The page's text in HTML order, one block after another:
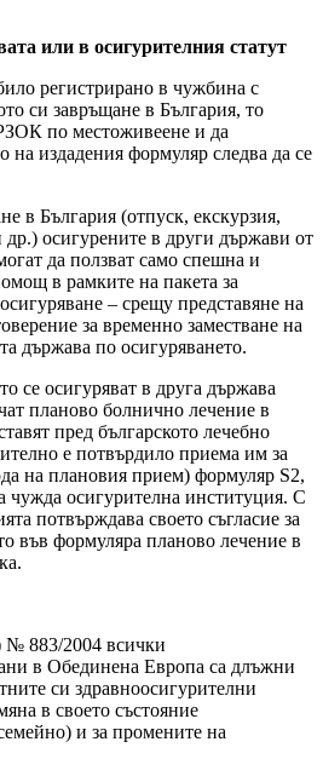
или в осигурителния статут
регистрирано в чужбина с
си завръщане в България, то
по местоживеене и да
на издадения формуляр следва да се
в България (отпуск, екскурзия,
осигурените в други държави от
да ползват само спешна и
в рамките на пакета за
– срещу представяне на
за временно заместване на
държава по осигуряването.
се осигуряват в друга държава
планово болнично лечение в
пред българското лечебно
е потвърдило приема им за
на плановия прием) формуляр S2,
чужда осигурителна институция. С
потвърждава своето съгласие за
във формуляра планово лечение в
№ 883/2004 всички
в Обединена Европа са длъжни
си здравноосигурителни
в своето състояние
и за промените на